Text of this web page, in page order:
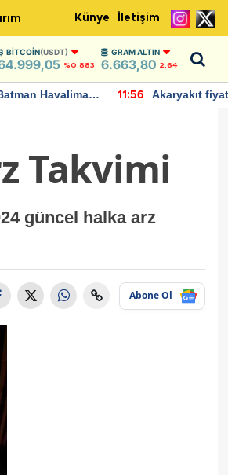
Künye İletişim
BITCOIN(USDT)
%0.883
GRAM ALTIN
6.663,80 2,64
Havalimanı
11:56
Akaryakıt
Takvimi
güncel halka arz
Abone Ol